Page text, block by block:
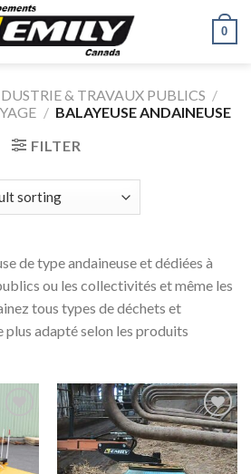
0
& TRAVAUX PUBLICS /
/ BALAYEUSE ANDAINEUSE
FILTER
de type andaineuse et dédiées à
ou les collectivités et même les
tous types de déchets et
plus adapté selon les produits
liste
de
Ajouter
à la liste
de
souhaits